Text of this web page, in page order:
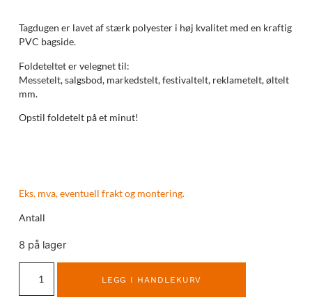
Tagdugen er lavet af stærk polyester i høj kvalitet med en kraftig
PVC bagside.
Foldeteltet er velegnet til:
Messetelt, salgsbod, markedstelt, festivaltelt, reklametelt, øltelt
mm.
Opstil foldetelt på et minut!
Eks. mva, eventuell frakt og montering.
Antall
8 på lager
LEGG I HANDLEKURV